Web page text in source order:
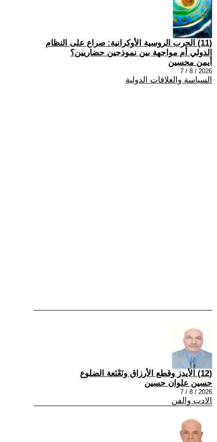
(11) الحرب الروسية الأوكرانية: صراع على النظام
الدولي أم مواجهة بين نموذجين حضاريين؟
أيمن محسين
2026 / 8 / 7
السياسة والعلاقات الدولية
(12) الأيدز وقطع الأرزاق ونَعْنَعة الضلوع
حسين علوان حسين
2026 / 8 / 7
الادب والفن